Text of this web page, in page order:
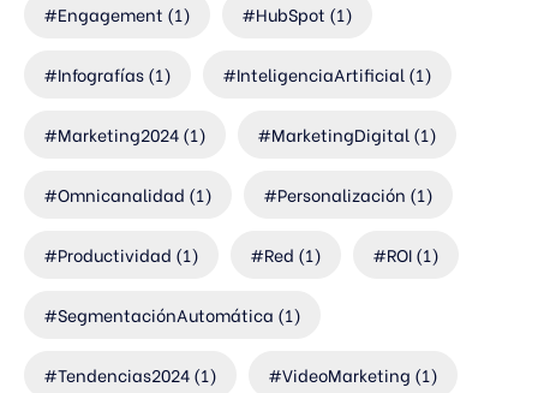
#Engagement (1) #HubSpot (1)
#Infografías(1) #InteligenciaArtificial (1)
#Marketing2024(1) #MarketingDigital (1)
#Omnicanalidad (1) #Personalización (1)
#Productividad (1) #Red (1) #ROI(1)
#SegmentaciónAutomática (1)
#Tendencias2024(1) #VideoMarketing (1)